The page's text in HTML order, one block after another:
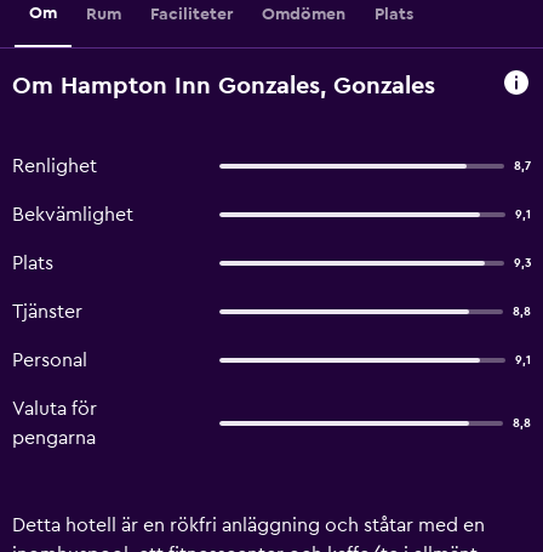
Om Rum Faciliteter Omdömen Plats
Om Hampton Inn Gonzales, Gonzales
Renlighet 8,7
Bekvämlighet 9,1
Plats 9,3
Tjänster 8,8
Personal 9,1
Valuta för
pengarna
8,8
Detta hotell är en rökfri anläggning och ståtar med en